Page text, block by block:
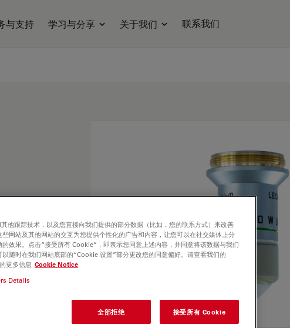
与支持 学习与分享 关于我们 联系我们
fit for
他跟踪技术，以及您直接向我们提供的部分数据（比如，您的联系方式）来改善
网站及其他网站的交互为您提供个性化的广告和内容，让您可以在社交媒体上分
效果。点击“接受所有 Cookie”，即表示您同意上述内容，并同意将该数据与我们
随时在我们网站底部的“Cookie 设置”部分更改您的同意偏好。请查看我们的
更多信息 Cookie Notice
Details
全部拒绝 接受所有 Cookie